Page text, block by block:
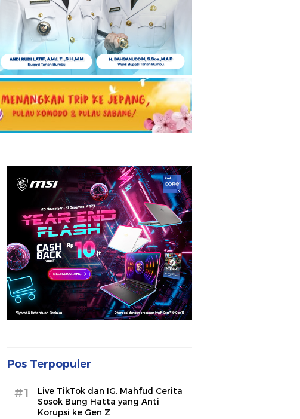
Pos Terpopuler
#1
Live TikTok dan IG, Mahfud Cerita
Sosok Bung Hatta yang Anti
Korupsi ke Gen Z